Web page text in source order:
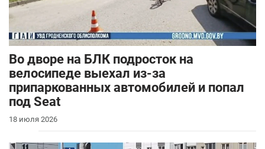
Во дворе на БЛК подросток на
велосипеде выехал из-за
припаркованных автомобилей и попал
под Seat
18 июля 2026